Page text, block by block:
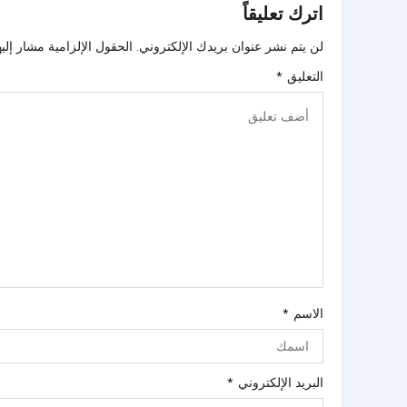
اترك تعليقاً
لن يتم نشر عنوان بريدك الإلكتروني. الحقول الإلزامية مشار
التعليق *
الاسم *
البريد الإلكتروني *